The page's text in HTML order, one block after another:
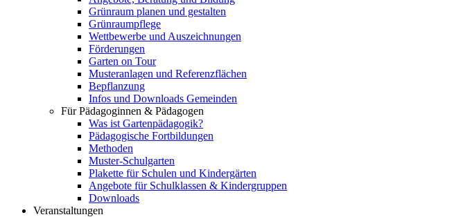
Grünraum planen und gestalten
Grünraumpflege
Wettbewerbe und Auszeichnungen
Förderungen
Garten on Tour
Musteranlagen und Referenzflächen
Bepflanzung
Infos und Downloads Gemeinden
Für Pädagoginnen & Pädagogen
Was ist Gartenpädagogik?
Pädagogische Fortbildungen
Methoden
Muster-Schulgarten
Plakette für Schulen und Kindergärten
Angebote für Schulklassen & Kindergruppen
Downloads
Veranstaltungen